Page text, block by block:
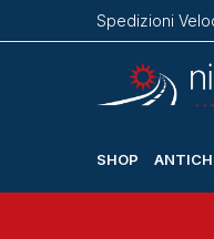
Spedizioni
SHOP